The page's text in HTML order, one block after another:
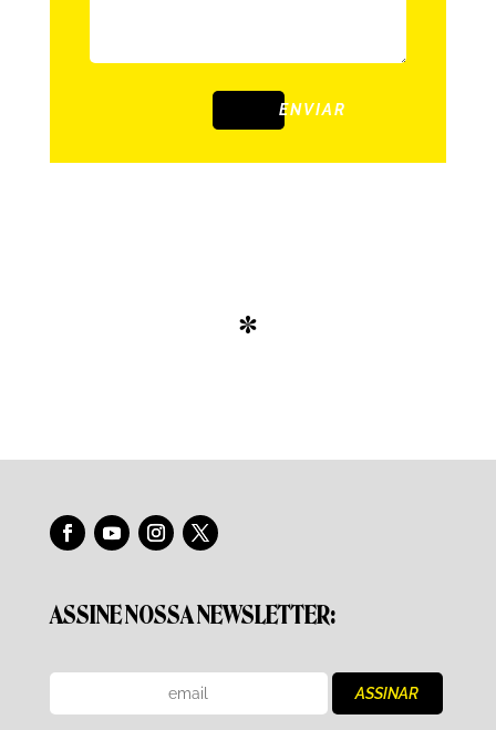
ENVIAR
*
ASSINE NOSSA NEWSLETTER: